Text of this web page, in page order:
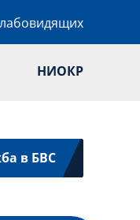
НИОКР
в БВС